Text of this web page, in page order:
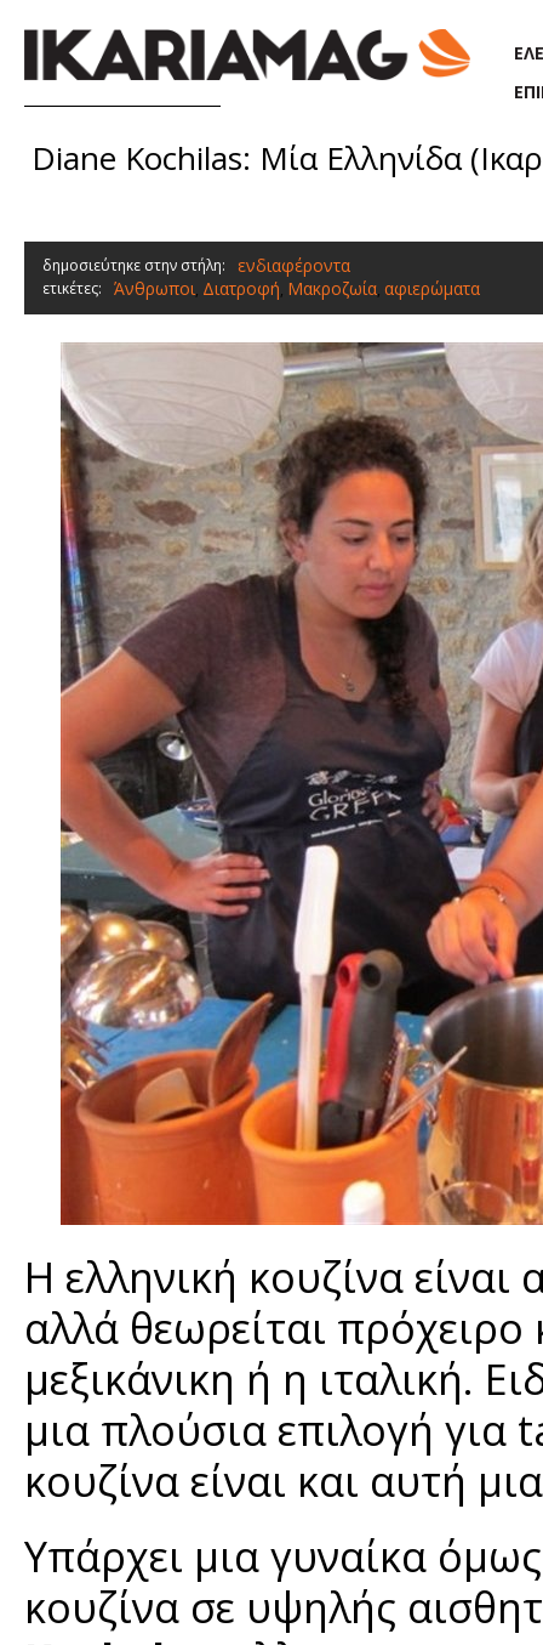
Diane Kochilas: Μία Ελληνίδα
δημοσιεύτηκε στην στήλη: ενδιαφέροντα
ετικέτες: Άνθρωποι, Διατροφή, Μακροζωία, αφιερώματα
Η ελληνική κουζίνα
αλλά θεωρείται
μεξικάνικη ή η ιταλική.
μια πλούσια επιλογή
κουζίνα είναι και αυτή
Υπάρχει μια γυναίκα
κουζίνα σε υψηλής